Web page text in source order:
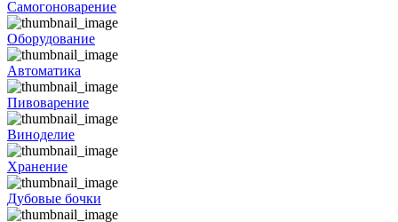
Самогоноварение
Оборудование
Автоматика
Пивоварение
Виноделие
Хранение
Дубовые бочки